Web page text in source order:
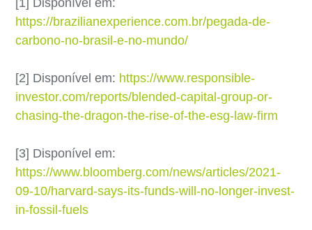
https://brazilianexperience.com.br/pegada-de-
carbono-no-brasil-e-no-mundo/
[2] Disponível em: https://www.responsible-
investor.com/reports/blended-capital-group-or-
chasing-the-dragon-the-rise-of-the-esg-law-firm
[3] Disponível em:
https://www.bloomberg.com/news/articles/2021-
09-10/harvard-says-its-funds-will-no-longer-invest-
in-fossil-fuels